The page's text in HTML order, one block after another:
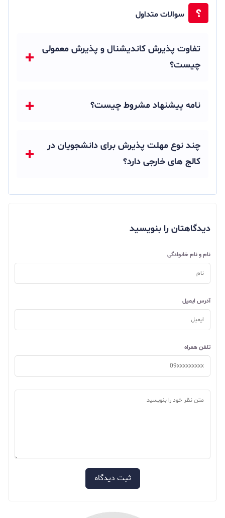
سوالات متداول
تفاوت پذیرش کاندیشنال و پذیرش معمولی
چیست؟
نامه پیشنهاد مشروط چیست؟
چند نوع مهلت پذیرش برای دانشجویان در
کالج های خارجی دارد؟
دیدگاهتان را بنویسید
نام و نام خانوادگی
آدرس ایمیل
تلفن همراه
ثبت دیدگاه